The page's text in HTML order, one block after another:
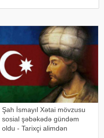
Şah İsmayıl Xətai mövzusu
sosial şəbəkədə gündəm
oldu - Tarixçi alimdən